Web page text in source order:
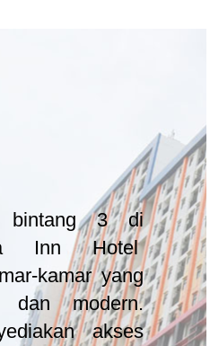
bintang 3 di
Inn Hotel
kamar yang
dan modern.
akses